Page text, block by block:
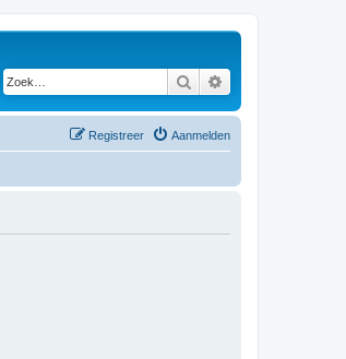
Zoek
Aanmelden
Registreer